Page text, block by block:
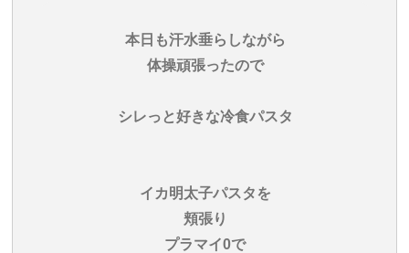
本日も汗水垂らしながら
体操頑張ったので
シレっと好きな冷食パスタ
イカ明太子パスタを
頬張り
プラマイ0で